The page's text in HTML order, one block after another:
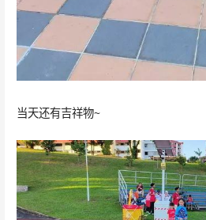
当天还有吉祥物~